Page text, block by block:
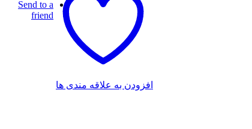
افزودن به علاقه مندی ها
Send to a
friend